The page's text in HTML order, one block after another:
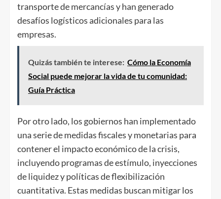
transporte de mercancías y han generado
desafíos logísticos adicionales para las
empresas.
Quizás también te interese: Cómo la Economía
Social puede mejorar la vida de tu comunidad:
Guía Práctica
Por otro lado, los gobiernos han implementado
una serie de medidas fiscales y monetarias para
contener el impacto económico de la crisis,
incluyendo programas de estímulo, inyecciones
de liquidez y políticas de flexibilización
cuantitativa. Estas medidas buscan mitigar los